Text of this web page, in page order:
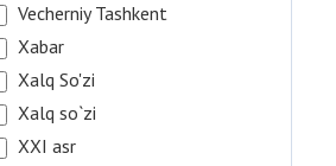
Vecherniy Tashkent
Xabar
Xalq So'zi
Xalq so`zi
XXI asr